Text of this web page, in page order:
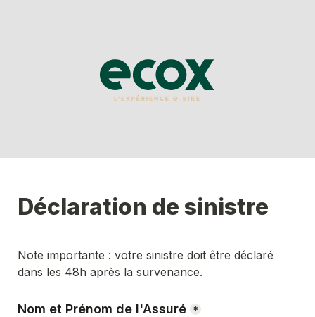
Déclaration de sinistre
Note importante : votre sinistre doit être déclaré
dans les 48h après la survenance.
Nom et Prénom de l'Assuré *